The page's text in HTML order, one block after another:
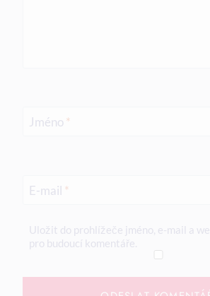
Jméno *
E-mail *
Uložit do prohlížeče jméno, e-mail a
pro budoucí komentáře.